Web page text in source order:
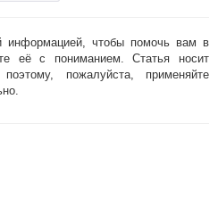
информацией, чтобы помочь вам в
её с пониманием. Статья носит
пожалуйста, применяйте